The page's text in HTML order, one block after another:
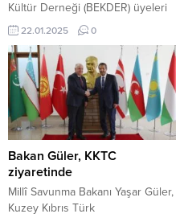
Kültür Derneği (BEKDER) üyeleri
ve hayırseverler tarafından
Muzaffer Türkeş Mahallesi’ne
yapılacak olan 4 katlı taziye evinin
yapımı tüm hızıyla sürüyor. Isparta
Valisi Abdullah Erin, Isparta
Belediye Başkanı Şükrü
Başdeğirmen ve çok sayıda
kişinin katımıyla geçen yıl Kasım
ayında temeli atılmıştı. Taziye
evinin son kat betonu da...
22.01.2025 0
Bakan Güler, KKTC
ziyaretinde
Millî Savunma Bakanı Yaşar Güler,
Kuzey Kıbrıs Türk